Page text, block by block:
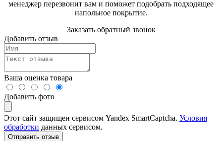
менеджер перезвонит вам и поможет подобрать подходящее
напольное покрытие.
Заказать обратный звонок
Добавить отзыв
Ваша оценка товара
Добавить фото
Этот сайт защищен сервисом Yandex SmartCaptcha. Условия
обработки данных сервисом.
Отправить отзыв